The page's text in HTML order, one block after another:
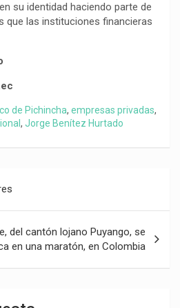
su identidad haciendo parte de
que las instituciones financieras
de Pichincha, empresas privadas,
, Jorge Benítez Hurtado
del cantón lojano Puyango, se
en una maratón, en Colombia